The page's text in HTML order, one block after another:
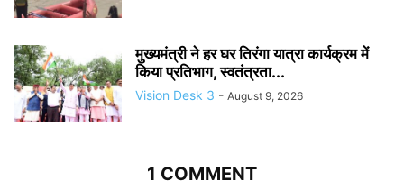
मुख्यमंत्री ने हर घर तिरंगा यात्रा कार्यक्रम में
किया प्रतिभाग, स्वतंत्रता...
Vision Desk 3 - August 9, 2026
1 COMMENT